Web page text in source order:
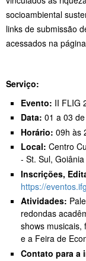
socioambiental
links de submissão
acessados na
Serviço:
Evento: II FLIG
Data: 01 a 03
Horário: 09h às
Local: Centro
- St. Sul,
Inscrições,
https://
Atividades:
redondas
shows musicais,
e a Feira de
Contato para a